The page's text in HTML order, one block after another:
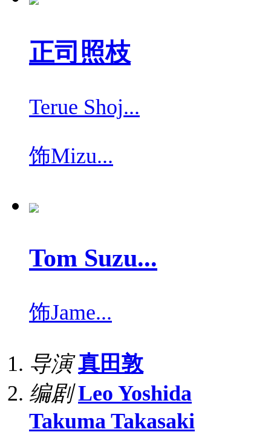
正司照枝
Terue Shoj...
饰Mizu...
Tom Suzu...
饰Jame...
导演 真田敦
编剧 Leo Yoshida
Takuma Takasaki